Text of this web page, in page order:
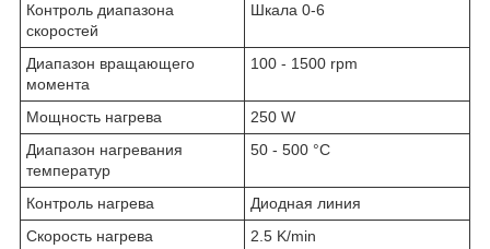
Контроль диапазона
скоростей
Шкала 0-6
Диапазон вращающего
момента
100 - 1500 rpm
Мощность нагрева
250 W
Диапазон нагревания
температур
50 - 500 °C
Контроль нагрева
Диодная линия
Скорость нагрева
2.5 K/min